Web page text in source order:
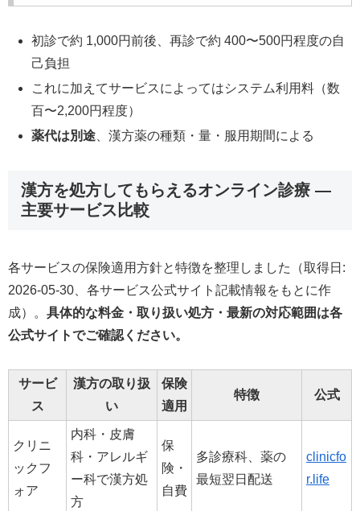
初診で約 1,000円前後、再診で約 400〜500円程度の自
己負担
これに加えてサービスによってはシステム利用料（数
百〜2,200円程度）
薬代は別途、漢方薬の種類・量・服用期間による
漢方を処方してもらえるオンライン診療 —
主要サービス比較
各サービスの保険適用方針と特徴を整理しました（取得日:
2026-05-30、各サービス公式サイト記載情報をもとに作
成）。 具体的な料金・取り扱い処方・最新の対応範囲は各
公式サイトでご確認ください。
サービ
ス
漢方の取り扱
い
保険
適用
特徴 公式
クリニ
ックフ
ォア
内科・皮膚
科・アレルギ
ー科で漢方処
方
保
険・
自費
多診療科、薬の
最短翌日配送
clinicfo
r.life